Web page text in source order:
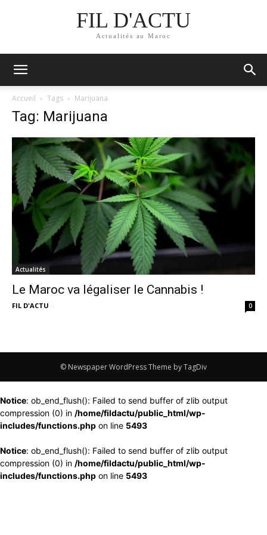
FIL D'ACTU
Actualités au Maroc
Accueil Tags Marijuana
Tag: Marijuana
Actualités
Le Maroc va légaliser le Cannabis !
FIL D'ACTU - 0
© Newspaper WordPress Theme by TagDiv
Notice: ob_end_flush(): Failed to send buffer of zlib output
compression (0) in /home/fildactu/public_html/wp-
includes/functions.php on line 5493
Notice: ob_end_flush(): Failed to send buffer of zlib output
compression (0) in /home/fildactu/public_html/wp-
includes/functions.php on line 5493